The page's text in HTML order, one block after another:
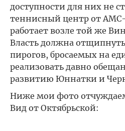
доступности для них не
теннисный центр от АМС-
работает возле той же
Власть должна
пирогов, бросаемых на
реализовать давно
развитию Юннатки и
Ниже мои фото
Вид от Октябрьской: